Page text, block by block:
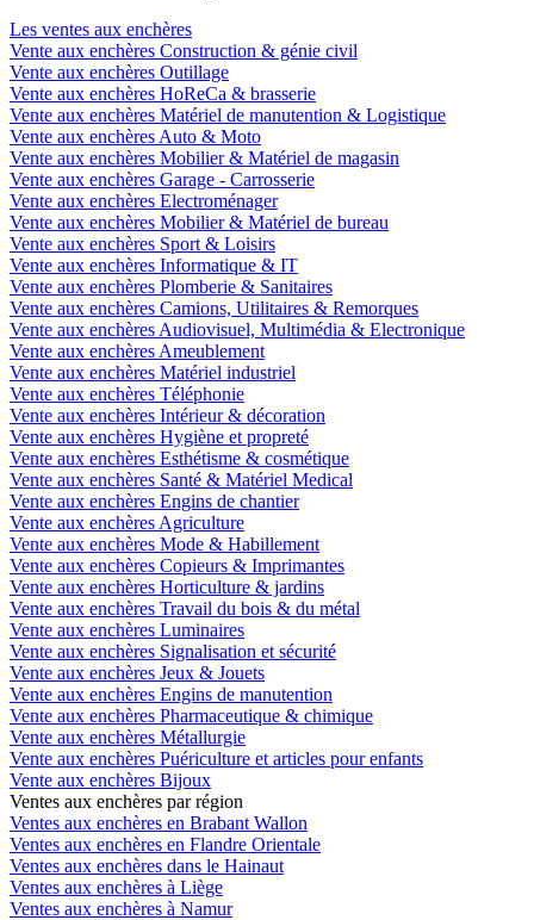
Les ventes aux enchères
Vente aux enchères Construction & génie civil
Vente aux enchères Outillage
Vente aux enchères HoReCa & brasserie
Vente aux enchères Matériel de manutention & Logistique
Vente aux enchères Auto & Moto
Vente aux enchères Mobilier & Matériel de magasin
Vente aux enchères Garage - Carrosserie
Vente aux enchères Electroménager
Vente aux enchères Mobilier & Matériel de bureau
Vente aux enchères Sport & Loisirs
Vente aux enchères Informatique & IT
Vente aux enchères Plomberie & Sanitaires
Vente aux enchères Camions, Utilitaires & Remorques
Vente aux enchères Audiovisuel, Multimédia & Electronique
Vente aux enchères Ameublement
Vente aux enchères Matériel industriel
Vente aux enchères Téléphonie
Vente aux enchères Intérieur & décoration
Vente aux enchères Hygiène et propreté
Vente aux enchères Esthétisme & cosmétique
Vente aux enchères Santé & Matériel Medical
Vente aux enchères Engins de chantier
Vente aux enchères Agriculture
Vente aux enchères Mode & Habillement
Vente aux enchères Copieurs & Imprimantes
Vente aux enchères Horticulture & jardins
Vente aux enchères Travail du bois & du métal
Vente aux enchères Luminaires
Vente aux enchères Signalisation et sécurité
Vente aux enchères Jeux & Jouets
Vente aux enchères Engins de manutention
Vente aux enchères Pharmaceutique & chimique
Vente aux enchères Métallurgie
Vente aux enchères Puériculture et articles pour enfants
Vente aux enchères Bijoux
Ventes aux enchères par région
Ventes aux enchères en Brabant Wallon
Ventes aux enchères en Flandre Orientale
Ventes aux enchères dans le Hainaut
Ventes aux enchères à Liège
Ventes aux enchères à Namur